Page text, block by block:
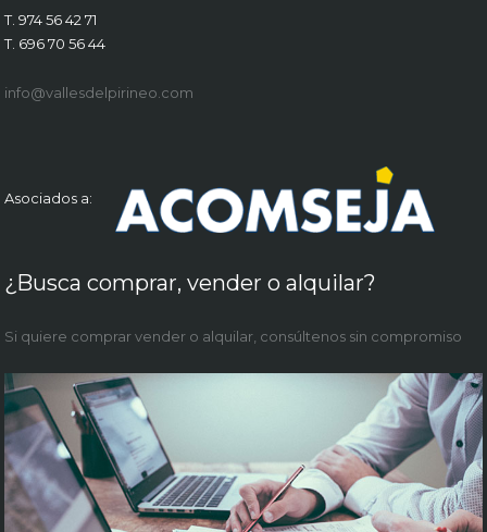
T. 974 56 42 71
T. 696 70 56 44
info@vallesdelpirineo.com
Asociados a:
¿Busca comprar, vender o alquilar?
Si quiere comprar vender o alquilar, consúltenos sin compromiso